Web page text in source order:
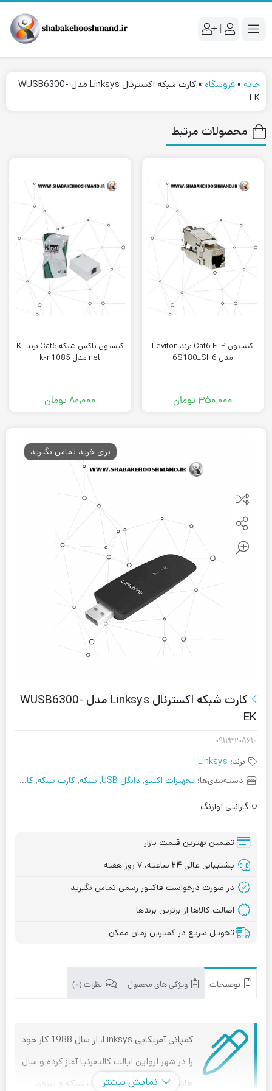
|
خانه »فروشگاه »
کارت شبکه اکسترنال Linksys مدل WUSB6300-
EK
محصولات مرتبط
کيستون Cat6 FTP برند Leviton
مدل 6S180_SH6
۳۵۰,۰۰۰ تومان
کیستون باکس شبکه Cat5 برند K-
net مدل k-n1085
۸۰,۰۰۰تومان
برای خرید تماس بگیرید
کارت شبکه اکسترنال Linksys مدل WUSB6300-
EK
۰۹۱۲۳۲۰۸۶۱۰
برند: Linksys
دسته‌بندی‌ها: تجهیزات اکتیو, دانگل USB , شبکه, کارت شبکه, کارت شبکه بی سیم
گارانتی آواژنگ
تضمین بهترین قیمت بازار
پشتیبانی عالی ۲۴ ساعته، ۷ روز هفته
در صورت درخواست فاکتور رسمی تماس بگیرید
اصالت کالاها از برترین برندها
تحویل سریع در کمترین زمان ممکن
توضیحات ویژگی های محصول نظرات (۰)
کمپانی آمریکایی Linksys، از سال 1988 کار خود
را در شهر ارواین ایالت کالیفرنیا آغاز کرده و سال
هاست که در صنعت تجهیزات شبکه و سرور،
نمایش بیشتر